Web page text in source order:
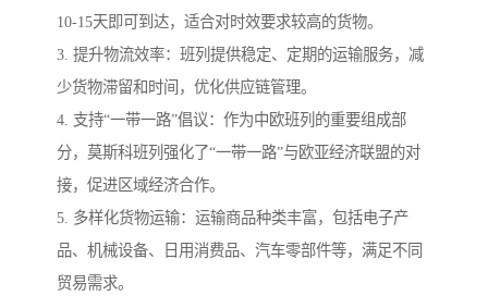
10-15天即可到达，适合对时效要求较高的货物。
3. 提升物流效率：班列提供稳定、定期的运输服务，减
少货物滞留和时间，优化供应链管理。
4. 支持“一带一路”倡议：作为中欧班列的重要组成部
分，莫斯科班列强化了“一带一路”与欧亚经济联盟的对
接，促进区域经济合作。
5. 多样化货物运输：运输商品种类丰富，包括电子产
品、机械设备、日用消费品、汽车零部件等，满足不同
贸易需求。